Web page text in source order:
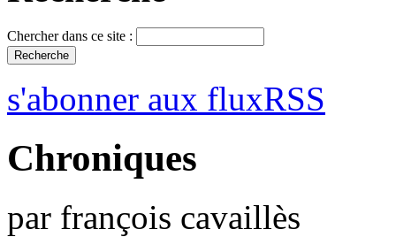
Chercher dans ce site :
s'abonner aux fluxRSS
Chroniques
par françois cavaillès